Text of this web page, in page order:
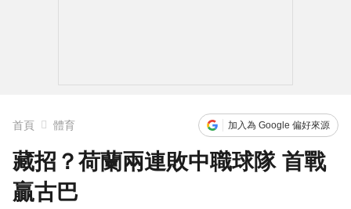
首頁 體育 加入為 Google 偏好來源
藏招？荷蘭兩連敗中職球隊 首戰
贏古巴